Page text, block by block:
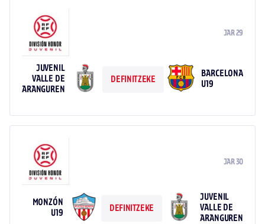
JAR 29
JUVENIL
VALLE DE
ARANGUREN
DEFINITZEKE
BARCELONA
U19
JAR 30
MONZÓN
U19
DEFINITZEKE
JUVENIL
VALLE DE
ARANGUREN